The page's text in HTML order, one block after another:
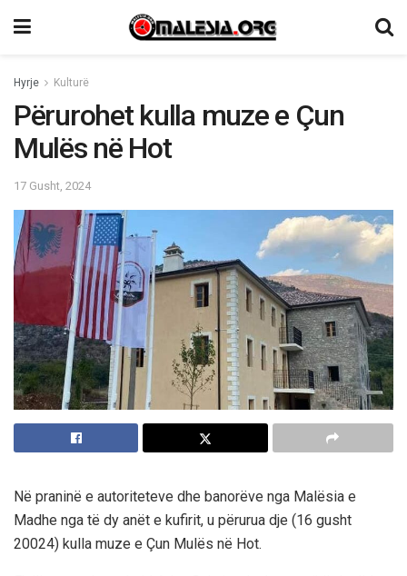
Hyrje Kulturë
Përurohet kulla muze e Çun
Mulës në Hot
17 Gusht, 2024
Në praninë e autoriteteve dhe banorëve nga Malësia e
Madhe nga të dy anët e kufirit, u përurua dje (16 gusht
20024) kulla muze e Çun Mulës në Hot.